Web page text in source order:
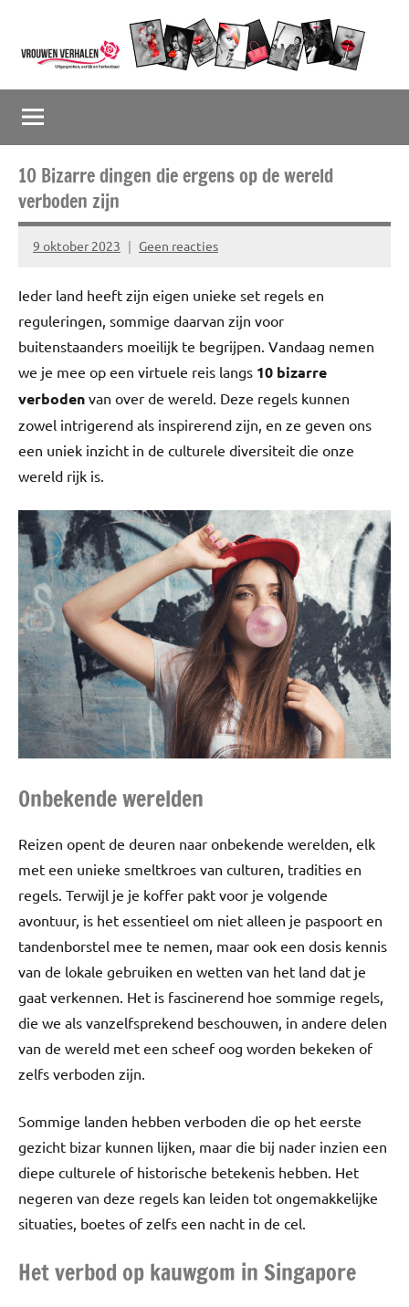
inhoud
springen
Vrouwenverhalen
en
herkenbaar
10 Bizarre dingen die ergens op de wereld
verboden zijn
9 oktober 2023
Marion
Geen reacties
Ieder land heeft zijn eigen unieke set regels en
reguleringen, sommige daarvan zijn voor
buitenstaanders moeilijk te begrijpen. Vandaag nemen
we je mee op een virtuele reis langs 10 bizarre
verboden van over de wereld. Deze regels kunnen
zowel intrigerend als inspirerend zijn, en ze geven ons
een uniek inzicht in de culturele diversiteit die onze
wereld rijk is.
Onbekende werelden
Reizen opent de deuren naar onbekende werelden, elk
met een unieke smeltkroes van culturen, tradities en
regels. Terwijl je je koffer pakt voor je volgende
avontuur, is het essentieel om niet alleen je paspoort en
tandenborstel mee te nemen, maar ook een dosis kennis
van de lokale gebruiken en wetten van het land dat je
gaat verkennen. Het is fascinerend hoe sommige regels,
die we als vanzelfsprekend beschouwen, in andere delen
van de wereld met een scheef oog worden bekeken of
zelfs verboden zijn.
Sommige landen hebben verboden die op het eerste
gezicht bizar kunnen lijken, maar die bij nader inzien een
diepe culturele of historische betekenis hebben. Het
negeren van deze regels kan leiden tot ongemakkelijke
situaties, boetes of zelfs een nacht in de cel.
Het verbod op kauwgom in Singapore